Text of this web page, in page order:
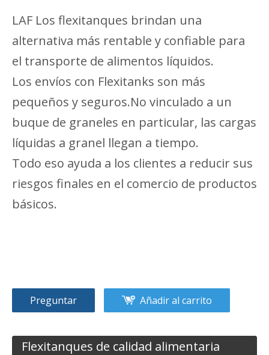
LAF Los flexitanques brindan una
alternativa más rentable y confiable para
el transporte de alimentos líquidos.
Los envíos con Flexitanks son más
pequeños y seguros.No vinculado a un
buque de graneles en particular, las cargas
líquidas a granel llegan a tiempo.
Todo eso ayuda a los clientes a reducir sus
riesgos finales en el comercio de productos
básicos.
Preguntar Añadir al carrito
Flexitanques de calidad alimentaria